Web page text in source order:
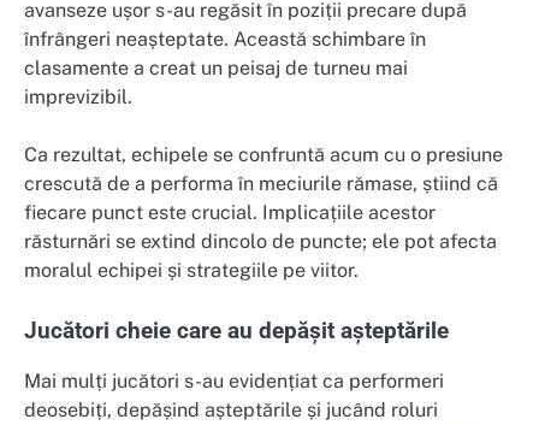
avanseze ușor s-au regăsit în poziții precare după
înfrângeri neașteptate. Această schimbare în
clasamente a creat un peisaj de turneu mai
imprevizibil.
Ca rezultat, echipele se confruntă acum cu o presiune
crescută de a performa în meciurile rămase, știind că
fiecare punct este crucial. Implicațiile acestor
răsturnări se extind dincolo de puncte; ele pot afecta
moralul echipei și strategiile pe viitor.
Jucători cheie care au depășit așteptările
Mai mulți jucători s-au evidențiat ca performeri
deosebiți, depășind așteptările și jucând roluri